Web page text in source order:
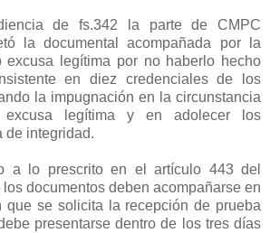
de fs.342 la parte de CMPC
la documental acompañada por la
excusa legítima por no haberlo hecho
en diez credenciales de los
la impugnación en la circunstancia
legítima y en adolecer los
de integridad.
a lo prescrito en el artículo 443 del
documentos deben acompañarse en
que se solicita la recepción de prueba
presentarse dentro de los tres días